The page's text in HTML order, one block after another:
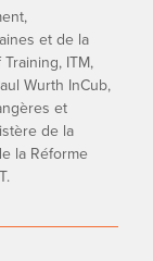
et de la
ITM,
Wurth InCub,
et
de la
la Réforme